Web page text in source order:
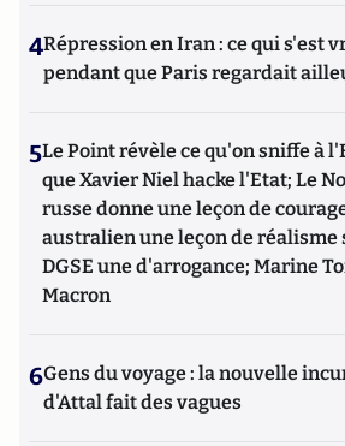
4Répression en Iran : ce qui s'est
pendant que Paris regardait
5Le Point révèle ce qu'on sniffe à
que Xavier Niel hacke l'Etat; Le
russe donne une leçon de
australien une leçon de réalisme
DGSE une d'arrogance; Marine
Macron
6Gens du voyage : la nouvelle
d'Attal fait des vagues